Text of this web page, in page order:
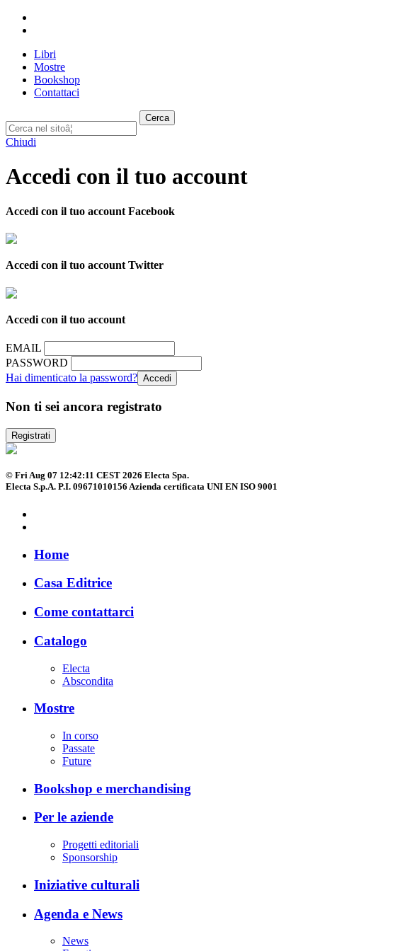
Libri
Mostre
Bookshop
Contattaci
Cerca
Chiudi
Accedi con il tuo account
Accedi con il tuo account Facebook
Accedi con il tuo account Twitter
Accedi con il tuo account
EMAIL
PASSWORD
Hai dimenticato la password?
Non ti sei ancora registrato
Registrati
© Fri Aug 07 12:42:11 CEST 2026 Electa Spa.
Electa S.p.A. P.I. 09671010156 Azienda certificata UNI EN ISO 9001
Home
Casa Editrice
Come contattarci
Catalogo
Electa
Abscondita
Mostre
In corso
Passate
Future
Bookshop e merchandising
Per le aziende
Progetti editoriali
Sponsorship
Iniziative culturali
Agenda e News
News